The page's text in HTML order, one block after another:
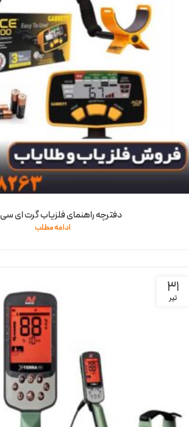
دفترچه راهنمای فلزیاب گرت ای سی 300
ادامه مطلب
31
تیر